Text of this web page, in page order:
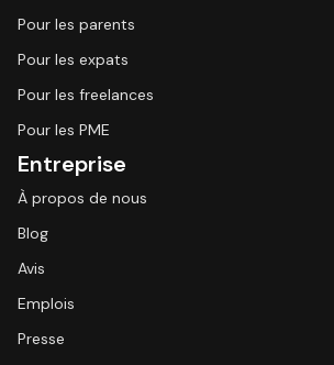
Pour les parents
Pour les expats
Pour les freelances
Pour les PME
Entreprise
À propos de nous
Blog
Avis
Emplois
Presse